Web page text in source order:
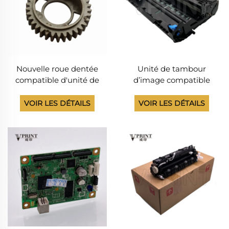
Nouvelle roue dentée
compatible d'unité de
Brother HL-5130, HL-5140,
HL-5170, MFC-8220, MFC-
8460, MFC-8820, MFC-
8840 (rouleau chauffant
supérieur de l'unité de
fusion)
VOIR LES DÉTAILS
Unité de tambour
d’image compatible
DR3400, DR3425, DR3455,
DR3460 —
imprimante Brother HL
6200, 6300, 6400
VOIR LES DÉTAILS